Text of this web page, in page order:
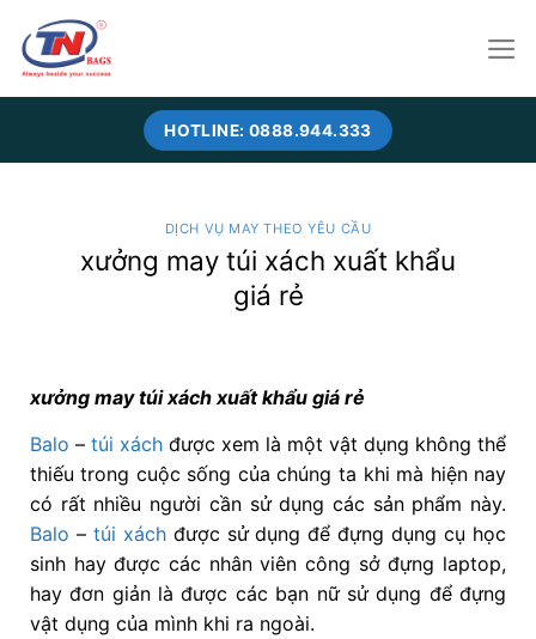
content
HOTLINE: 0888.944.333
DỊCH VỤ MAY THEO YÊU CẦU
xưởng may túi xách xuất khẩu
giá rẻ
xưởng may túi xách xuất khẩu giá rẻ
Balo – túi xáchđược xem là một vật dụng không thể
thiếu trong cuộc sống của chúng ta khi mà hiện nay
có rất nhiều người cần sử dụng các sản phẩm này.
Balo – túi xáchđược sử dụng để đựng dụng cụ học
sinh hay được các nhân viên công sở đựng laptop,
hay đơn giản là được các bạn nữ sử dụng để đựng
vật dụng của mình khi ra ngoài.